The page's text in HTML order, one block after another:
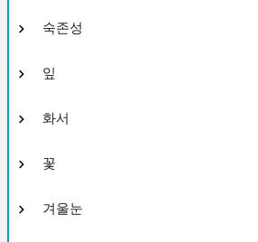
숙존성
잎
화서
꽃
겨울눈